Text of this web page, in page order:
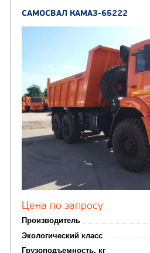
Вместимость кузова, м3
Направление разгрузки
Колесная формула
Кредит/Лизинг
САМОСВАЛ КАМАЗ-6522